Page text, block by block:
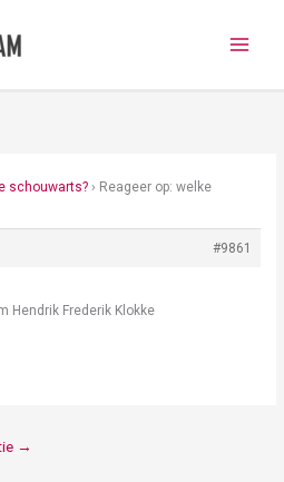
schouwarts? › Reageer op: welke
#9861
Hendrik Frederik Klokke
→